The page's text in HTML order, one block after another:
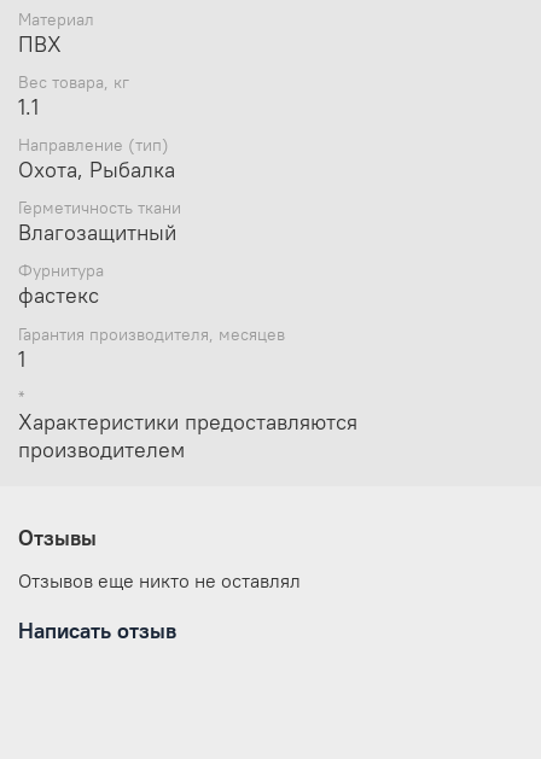
Материал
ПВХ
Вес товара, кг
1.1
Направление (тип)
Охота, Рыбалка
Герметичность ткани
Влагозащитный
Фурнитура
фастекс
Гарантия производителя, месяцев
1
*
Характеристики предоставляются
производителем
Отзывы
Отзывов еще никто не оставлял
Написать отзыв